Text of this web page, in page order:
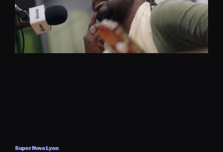
Super Nova Lyon